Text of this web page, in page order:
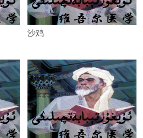
沙鸡